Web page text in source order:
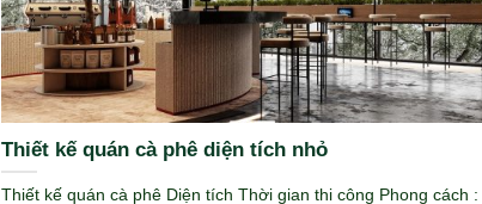
Thiết kế quán cà phê diện tích nhỏ
Thiết kế quán cà phê Diện tích Thời gian thi công Phong cách :